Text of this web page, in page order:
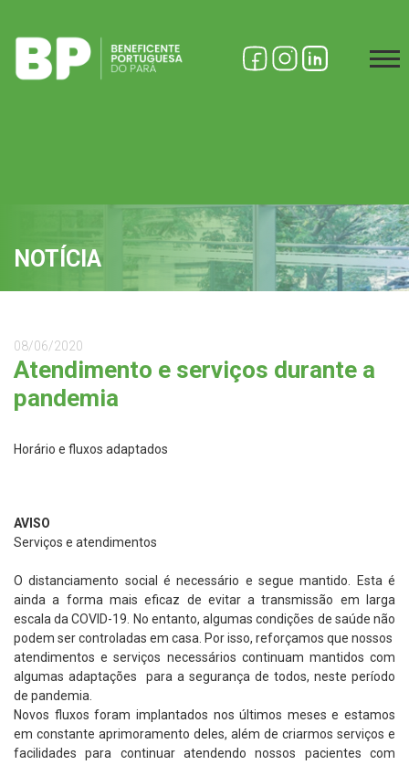
NOTÍCIA
08/06/2020
Atendimento e serviços durante a
pandemia
Horário e fluxos adaptados
AVISO
​Serviços e atendimentos
O​distanciamento social​é necessário e segue mantido. Esta é
ainda a forma mais eficaz de evitar a transmissão em larga
escala da COVID-19 ​. No entanto,algumas condições de saúde não
podem ​ ser controladas em casa​ . Por isso, reforçamos ​que ​ nosso​s ​
atendimentos e serviços necessários continuam mantidos com
algumas adaptações para a segurança de todos, neste período
de pandemia.
Novos fluxos foram implantados nos últimos meses e estamos
em constante aprimoramento ​ deles​, além de criarmos serviços e
facilidades para continuar atendendo nossos pacientes com